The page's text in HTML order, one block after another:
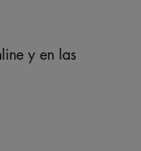
y en las